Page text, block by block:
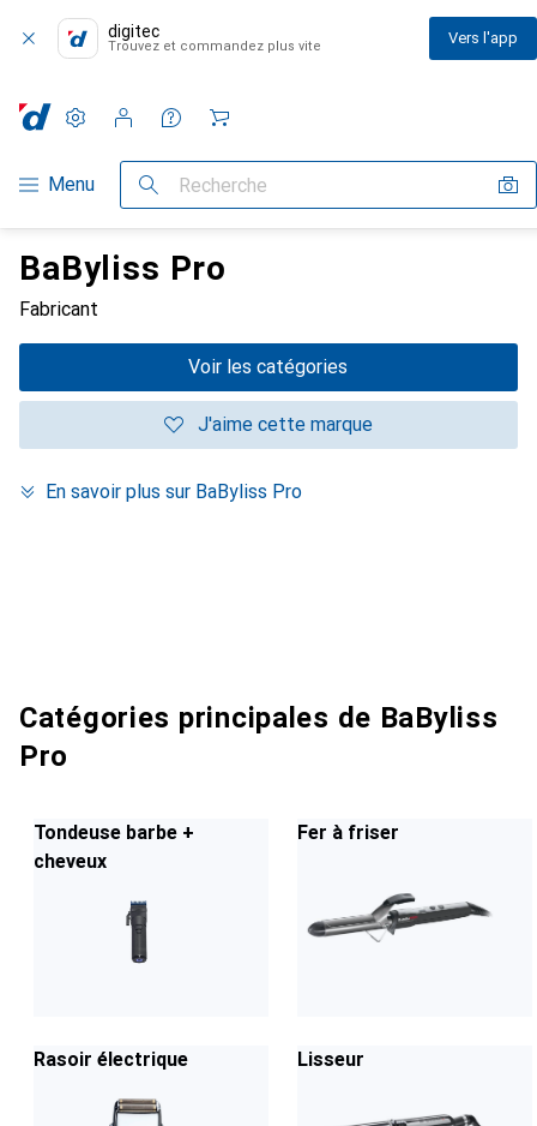
digitec
Trouvez et commandez plus vite Vers l'app
Navigation par catégorie
Menu Recherche
Paramètres
Compte client
Listes de comparaison
Listes d'envies
Panier
BaByliss Pro
Fabricant
Voir les catégories
J'aime cette marque
En savoir plus sur BaByliss Pro
Catégories principales de BaByliss
Pro
Tondeuse barbe +
cheveux
Fer à friser
Rasoir électrique Lisseur